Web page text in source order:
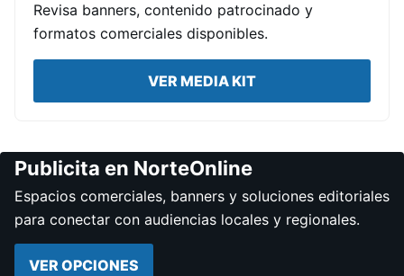
Revisa banners, contenido patrocinado y
formatos comerciales disponibles.
VER MEDIA KIT
Publicita en NorteOnline
Espacios comerciales, banners y soluciones editoriales
para conectar con audiencias locales y regionales.
VER OPCIONES